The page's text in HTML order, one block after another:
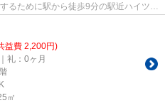
るために駅から徒歩9分の駅近ハイツは
益費 2,200円)
礼：0ヶ月
㎡